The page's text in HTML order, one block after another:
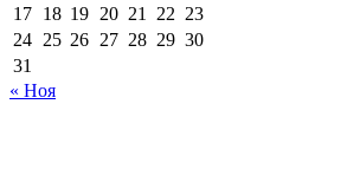
17 18 19 20 21 22 23
24 25 26 27 28 29 30
31
« Ноя